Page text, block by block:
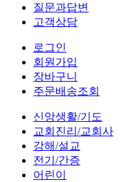
질문과답변
고객상담
로그인
회원가입
장바구니
주문배송조회
신앙생활/기도
교회진리/교회사
강해/설교
전기/간증
어린이